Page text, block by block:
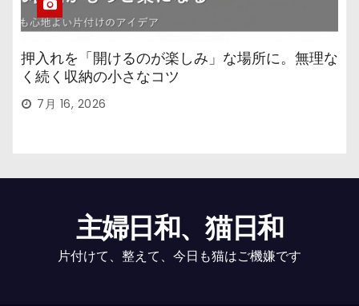
押入れを「開けるのが楽しみ」な場所に。無理な
く続く収納の小さなコツ
7月 16, 2026
主婦日和、猫日和
片付けて、整えて、今日も猫はご機嫌です